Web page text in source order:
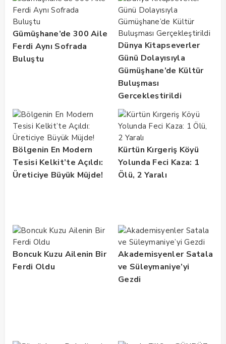
Gümüşhane’de 300 Aile
Ferdi Aynı Sofrada
Buluştu
Dünya Kitapseverler
Günü Dolayısıyla
Gümüşhane’de Kültür
Buluşması
Gerçekleştirildi
Bölgenin En Modern
Tesisi Kelkit’te Açıldı:
Üreticiye Büyük Müjde!
Kürtün Kırgeriş Köyü
Yolunda Feci Kaza: 1
Ölü, 2 Yaralı
Boncuk Kuzu Ailenin Bir
Ferdi Oldu
Akademisyenler Satala
ve Süleymaniye’yi
Gezdi